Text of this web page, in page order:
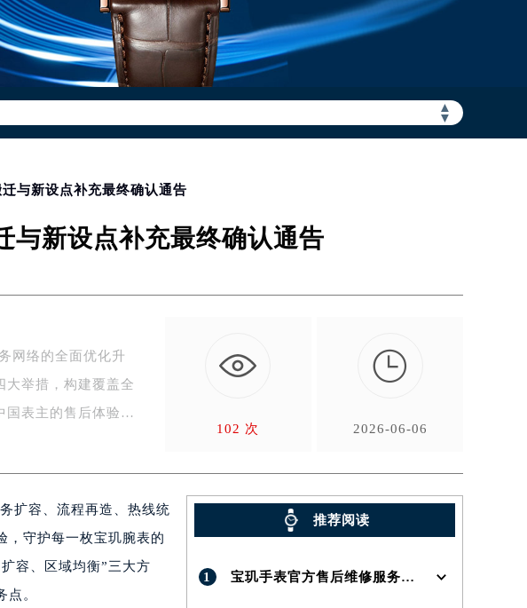
▲
▼
全部区域（非大陆需加拨“+86”）
（需提前预约）
（需提前预约）
）
与新设点补充最终确认通告
与新设点补充最终确认通告
网络的全面优化升
大举措，构建覆盖全
国表主的售后体验，
102 次

2026-06-06
扩容、流程再造、热线统
，守护每一枚宝玑腕表的
容、区域均衡”三大方
。
推荐阅读
1 宝玑手表官方售后维修服务点地址在哪呢？